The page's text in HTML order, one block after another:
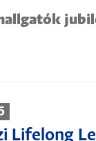
Lifelong